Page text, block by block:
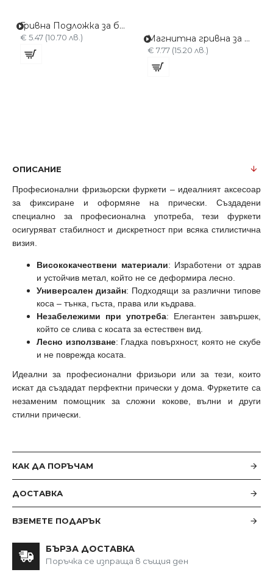
Гривна Подложка за боядисване Червена
€ 5.47 (10.70 лв.) Магнитна гривна за Фиби и Фуркети C-024-синя
€ 7.77 (15.20 лв.)
ОПИСАНИЕ
Професионални фризьорски фуркети – идеалният аксесоар
за фиксиране и оформяне на прически. Създадени
специално за професионална употреба, тези фуркети
осигуряват стабилност и дискретност при всяка стилистична
визия.
Висококачествени материали: Изработени от здрав
и устойчив метал, който не се деформира лесно.
Универсален дизайн: Подходящи за различни типове
коса – тънка, гъста, права или къдрава.
Незабележими при употреба: Елегантен завършек,
който се слива с косата за естествен вид.
Лесно използване: Гладка повърхност, която не скубе
и не поврежда косата.
Идеални за професионални фризьори или за тези, които
искат да създадат перфектни прически у дома. Фуркетите са
незаменим помощник за сложни кокове, вълни и други
стилни прически.
КАК ДА ПОРЪЧАМ
ДОСТАВКА
ВЗЕМЕТЕ ПОДАРЪК
БЪРЗА ДОСТАВКА
Поръчка се изпраща в същия ден